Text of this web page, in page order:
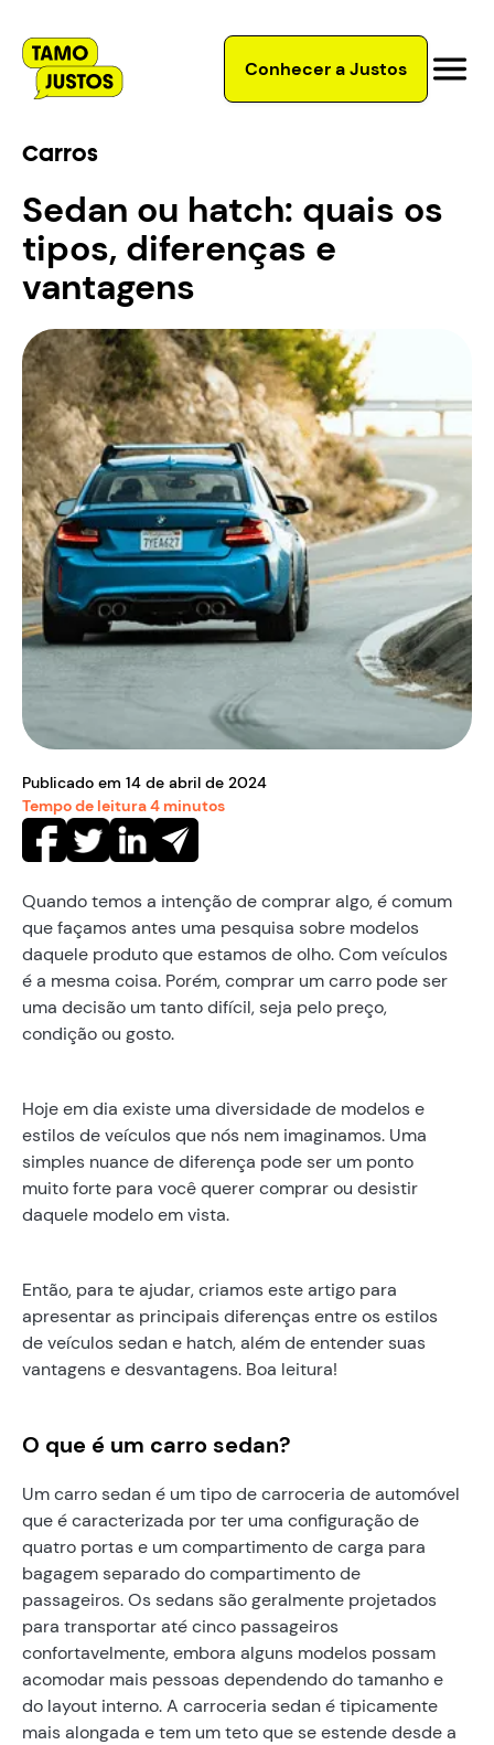
Conhecer a Justos
Carros
Sedan ou hatch: quais os
tipos, diferenças e
vantagens
Publicado em 14 de abril de 2024
Tempo de leitura4 minutos
Quando temos a intenção de comprar algo, é comum
que façamos antes uma pesquisa sobre modelos
daquele produto que estamos de olho. Com veículos
é a mesma coisa. Porém, comprar um carro pode ser
uma decisão um tanto difícil, seja pelo preço,
condição ou gosto.
Hoje em dia existe uma diversidade de modelos e
estilos de veículos que nós nem imaginamos. Uma
simples nuance de diferença pode ser um ponto
muito forte para você querer comprar ou desistir
daquele modelo em vista.
Então, para te ajudar, criamos este artigo para
apresentar as principais diferenças entre os estilos
de veículos sedan e hatch, além de entender suas
vantagens e desvantagens. Boa leitura!
O que é um carro sedan?
Um carro sedan é um tipo de carroceria de automóvel
que é caracterizada por ter uma configuração de
quatro portas e um compartimento de carga para
bagagem separado do compartimento de
passageiros. Os sedans são geralmente projetados
para transportar até cinco passageiros
confortavelmente, embora alguns modelos possam
acomodar mais pessoas dependendo do tamanho e
do layout interno. A carroceria sedan é tipicamente
mais alongada e tem um teto que se estende desde a